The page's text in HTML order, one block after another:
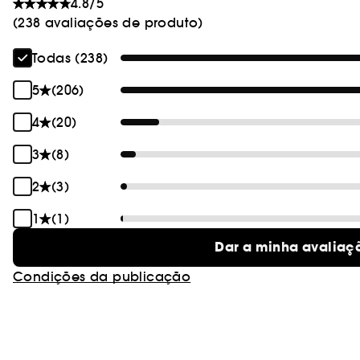
4.8/5
(238 avaliações de produto)
Todas (238)
5
(206)
4
(20)
3
(8)
2
(3)
1
(1)
Dar a minha
Condições da publicação